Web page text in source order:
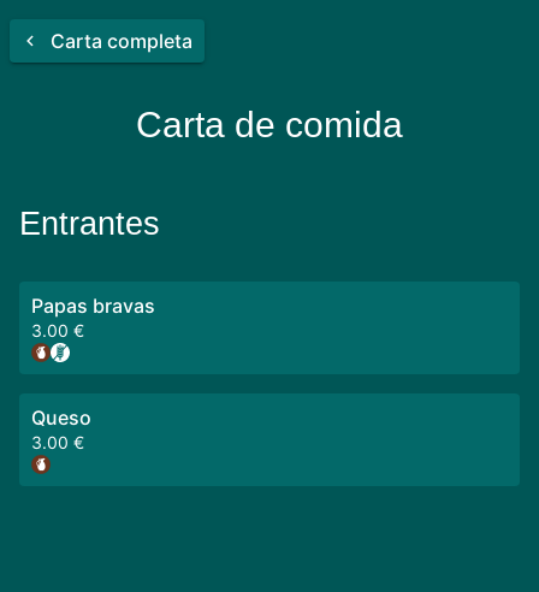
Carta completa
Carta de comida
Entrantes
Papas bravas
3.00 €
Queso
3.00 €